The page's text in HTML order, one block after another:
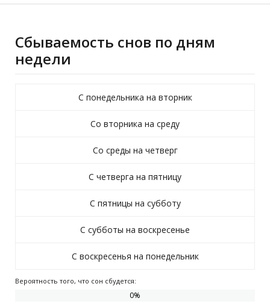
Сбываемость снов по дням
недели
С понедельника на вторник
Со вторника на среду
Со среды на четверг
С четверга на пятницу
С пятницы на субботу
С субботы на воскресенье
С воскресенья на понедельник
Вероятность того, что сон сбудется:
0%